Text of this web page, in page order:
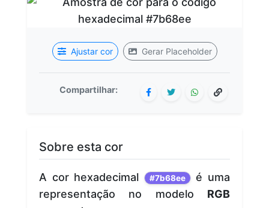
Ajustar cor Gerar Placeholder
Compartilhar:
Sobre esta cor
A cor hexadecimal #7b68ee é uma
representação no modelo RGB